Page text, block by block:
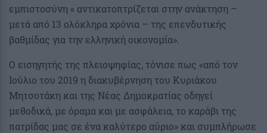
εμπιστοσύνη « αντικατοπτρίζεται στην ανάκτηση –
μετά από 13 ολόκληρα χρόνια – της επενδυτικής
βαθμίδας για την ελληνική οικονομία».
Ο εισηγητής της πλειοψηφίας, τόνισε πως «από τον
Ιούλιο του 2019 η διακυβέρνηση του Κυριάκου
Μητσοτάκη και της Νέας Δημοκρατίας οδηγεί
μεθοδικά, με όραμα και με ασφάλεια, το καράβι της
πατρίδας μας σε ένα καλύτερο αύριο» και συμπλήρωσε